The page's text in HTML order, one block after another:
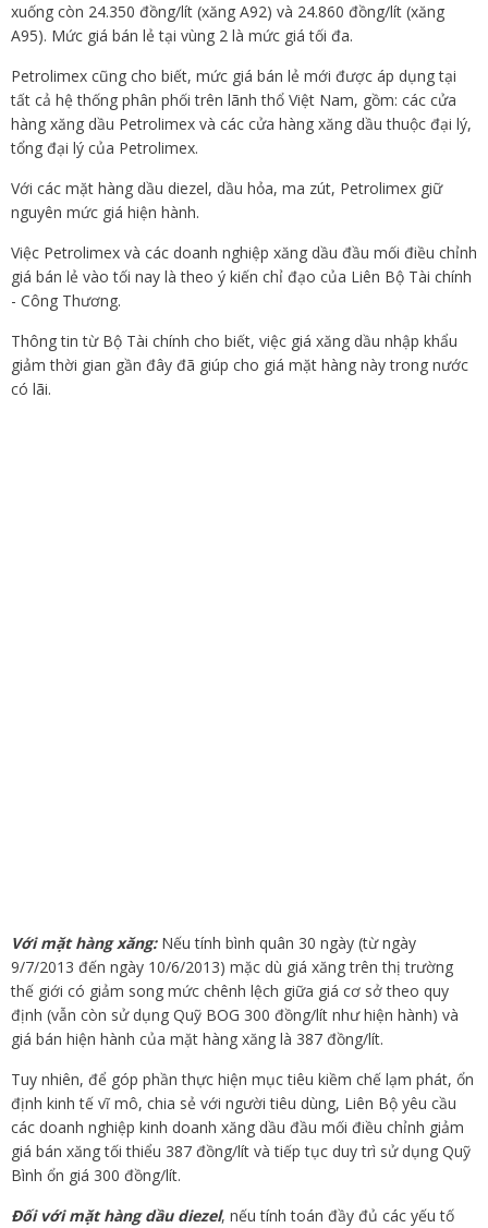
xuống còn 24.350 đồng/lít (xăng A92) và 24.860 đồng/lít (xăng
A95). Mức giá bán lẻ tại vùng 2 là mức giá tối đa.
Petrolimex cũng cho biết, mức giá bán lẻ mới được áp dụng tại
tất cả hệ thống phân phối trên lãnh thổ Việt Nam, gồm: các cửa
hàng xăng dầu Petrolimex và các cửa hàng xăng dầu thuộc đại lý,
tổng đại lý của Petrolimex.
Với các mặt hàng dầu diezel, dầu hỏa, ma zút, Petrolimex giữ
nguyên mức giá hiện hành.
Việc Petrolimex và các doanh nghiệp xăng dầu đầu mối điều chỉnh
giá bán lẻ vào tối nay là theo ý kiến chỉ đạo của Liên Bộ Tài chính
- Công Thương.
Thông tin từ Bộ Tài chính cho biết, việc giá xăng dầu nhập khẩu
giảm thời gian gần đây đã giúp cho giá mặt hàng này trong nước
có lãi.
Với mặt hàng xăng:Nếu tính bình quân 30 ngày (từ ngày
9/7/2013 đến ngày 10/6/2013) mặc dù giá xăng trên thị trường
thế giới có giảm song mức chênh lệch giữa giá cơ sở theo quy
định (vẫn còn sử dụng Quỹ BOG 300 đồng/lít như hiện hành) và
giá bán hiện hành của mặt hàng xăng là 387 đồng/lít.
Tuy nhiên, để góp phần thực hiện mục tiêu kiềm chế lạm phát, ổn
định kinh tế vĩ mô, chia sẻ với người tiêu dùng, Liên Bộ yêu cầu
các doanh nghiệp kinh doanh xăng dầu đầu mối điều chỉnh giảm
giá bán xăng tối thiểu 387 đồng/lít và tiếp tục duy trì sử dụng Quỹ
Bình ổn giá 300 đồng/lít.
Đối với mặt hàng dầu diezel, nếu tính toán đầy đủ các yếu tố